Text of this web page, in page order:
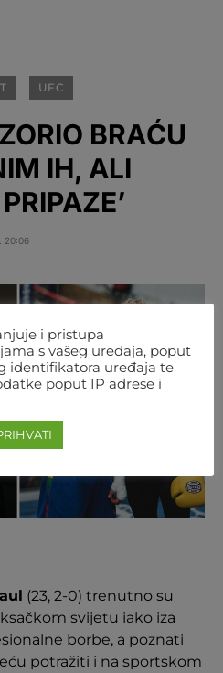
UFC
BRAĆU
IH, ALI
20:06
(23, 2-0) trenutno su
svijetu iako iza
borbe, a poznati
potražiti i na sportskom
i pristupa
s vašeg uređaja, poput
identifikatora uređaja te
poput IP adrese i